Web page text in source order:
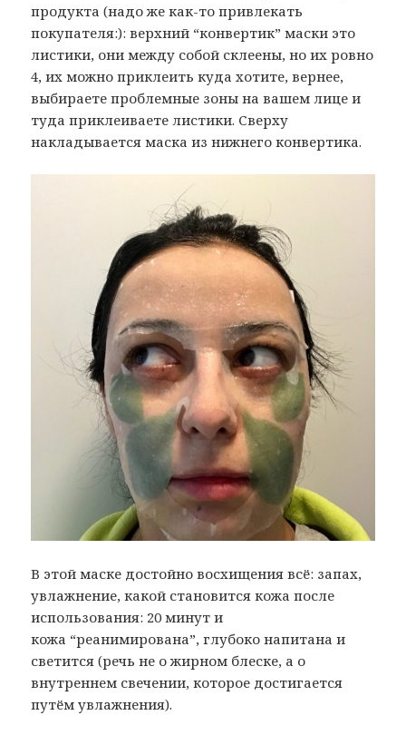
продукта (надо же как-то привлекать
покупателя:): верхний “конвертик” маски это
листики, они между собой склеены, но их ровно
4, их можно приклеить куда хотите, вернее,
выбираете проблемные зоны на вашем лице и
туда приклеиваете листики. Сверху
накладывается маска из нижнего конвертика.
В этой маске достойно восхищения всё: запах,
увлажнение, какой становится кожа после
использования: 20 минут и
кожа “реанимирована”, глубоко напитана и
светится (речь не о жирном блеске, а о
внутреннем свечении, которое достигается
путём увлажнения).